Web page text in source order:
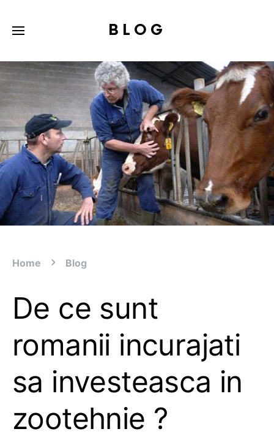
BLOG
Home Blog
De ce sunt
romanii incurajati
sa investeasca in
zootehnie ?